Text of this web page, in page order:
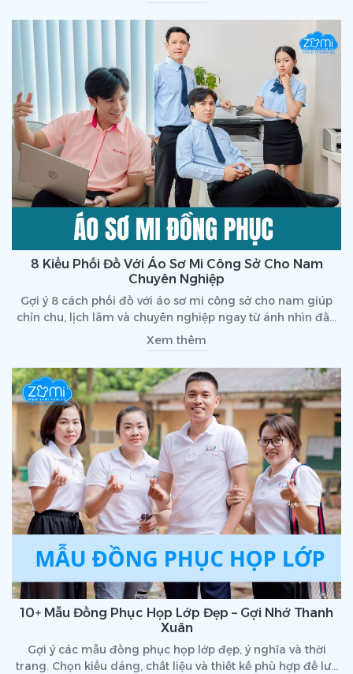
8 Kiểu Phối Đồ Với Áo Sơ Mi Công Sở Cho Nam
Chuyên Nghiệp
Gợi ý 8 cách phối đồ với áo sơ mi công sở cho nam giúp
chỉn chu, lịch lãm và chuyên nghiệp ngay từ ánh nhìn đầu
tiên. Hướng dẫn chi tiết, dễ áp dụng mỗi ngày.
Xem thêm
10+ Mẫu Đồng Phục Họp Lớp Đẹp – Gợi Nhớ Thanh
Xuân
Gợi ý các mẫu đồng phục họp lớp đẹp, ý nghĩa và thời
trang. Chọn kiểu dáng, chất liệu và thiết kế phù hợp để lưu